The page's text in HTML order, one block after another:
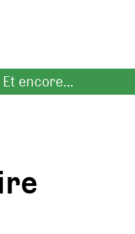
Et encore...